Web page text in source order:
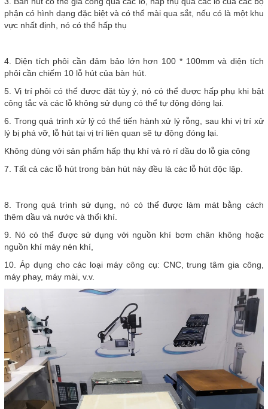
phận có hình dạng đặc biệt và có thể mài qua sắt, nếu có là một khu
vực nhất định, nó có thể hấp thụ
4. Diện tích phôi cần đảm bảo lớn hơn 100 * 100mm và diện tích
phôi cần chiếm 10 lỗ hút của bàn hút.
5. Vị trí phôi có thể được đặt tùy ý, nó có thể được hấp phụ khi bật
công tắc và các lỗ không sử dụng có thể tự động đóng lại.
6. Trong quá trình xử lý có thể tiến hành xử lý rỗng, sau khi vị trí xử
lý bị phá vỡ, lỗ hút tại vị trí liên quan sẽ tự động đóng lại.
Không dùng với sản phẩm hấp thụ khí và rò rỉ dầu do lỗ gia công
7. Tất cả các lỗ hút trong bàn hút này đều là các lỗ hút độc lập.
8. Trong quá trình sử dụng, nó có thể được làm mát bằng cách
thêm dầu và nước và thổi khí.
9. Nó có thể được sử dụng với nguồn khí bơm chân không hoặc
nguồn khí máy nén khí,
10. Áp dụng cho các loại máy công cụ: CNC, trung tâm gia công,
máy phay, máy mài, v.v.